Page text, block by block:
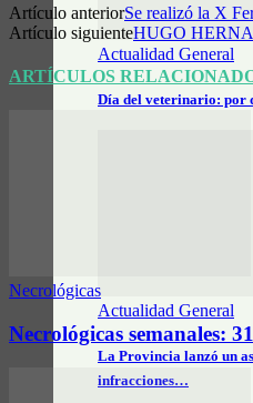
Actualidad General
Día del veterinario: por
Actualidad General
La Provincia lanzó un
infracciones…
Artículo anteriorSe realizó la X
Artículo siguienteHUGO
ARTÍCULOS
Necrológicas
Necrológicas semanales: